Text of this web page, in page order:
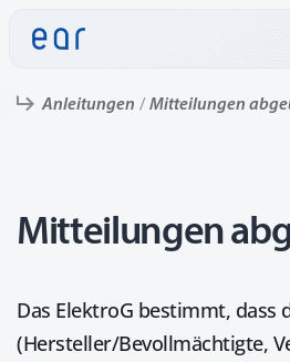
Anleitungen Mitteilungen
Mitteilungen
Das ElektroG bestimmt, dass
(Hersteller/Bevollmächtigte,